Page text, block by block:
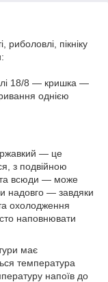
пікніку
18/8 — кришка —
однією
— це
з подвійною
та всюди — може
надовго — завдяки
охолодження
наповнювати
має
температура
напоїв до